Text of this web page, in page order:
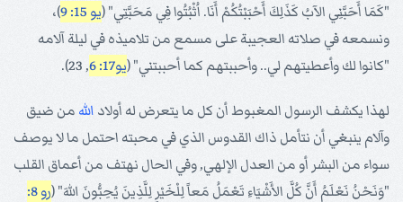
"كَمَا أَحَبَّنِي الآبُ كَذَلِكَ أَحْبَبْتُكُمْ أَنَا. اُثْبُتُوا فِي مَحَبَّتِي" (يو 15: 9
)،
ونسمعه في صلاته العجيبة على مسمع من تلاميذه في ليلة آلامه
"كانوا لك وأعطيتهم لي.. وأحببتهم كما أحببتني" (يو17: 6 , 23).
لهذا يكشف الرسول المغبوط أن كل ما يتعرض له أولاد الله من ضيق
وآلام ينبغي أن نتأمل ذاك القدوس الذي في محبته احتمل ما لا يوصف
سواء من البشر أو من العدل الإلهي, وفي الحال نهتف من أعماق القلب
"وَنَحْنُ نَعْلَمُ أَنَّ كُلَّ الأَشْيَاءِ تَعْمَلُ مَعاً لِلْخَيْرِ لِلَّذِينَ يُحِبُّونَ اللهَ" (
رو 8: